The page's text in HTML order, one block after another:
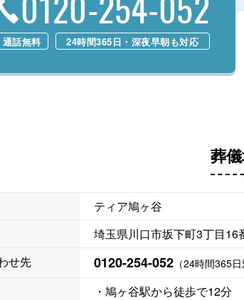
通話無料 24時間365日・深夜早朝も対応
葬
ティア鳩ヶ谷
埼玉県川口市坂下町3丁目16
せ先
0120-254-052 （24時間365
・鳩ヶ谷駅から徒歩で12分